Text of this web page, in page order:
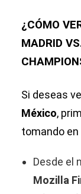
¿CÓMO
MADRID
Si deseas
México,
tomando
Desde el
Mozilla